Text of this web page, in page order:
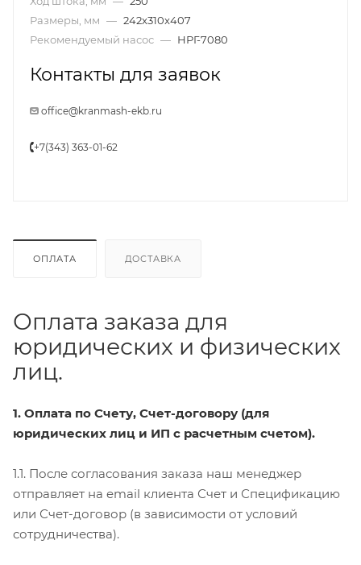
Размеры, мм — 242x310x407
Рекомендуемый насос — НРГ-7080
Контакты для заявок
office@kranmash-ekb.ru
+7(343) 363-01-62
ОПЛАТА ДОСТАВКА
Оплата заказа для
юридических и физических
лиц.
1. Оплата по Счету, Счет-договору (для
юридических лиц и ИП с расчетным счетом).
1.1. После согласования заказа наш менеджер
отправляет на email клиента Счет и Спецификацию
или Счет-договор (в зависимости от условий
сотрудничества).